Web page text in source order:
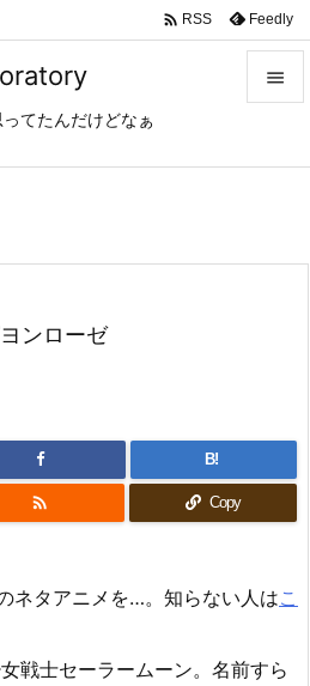
てたんだけどなぁ

 RSS Feedly
ンローゼ
B!
 Copy
ネタアニメを…。知らない人はこ
戦士セーラームーン。名前すら